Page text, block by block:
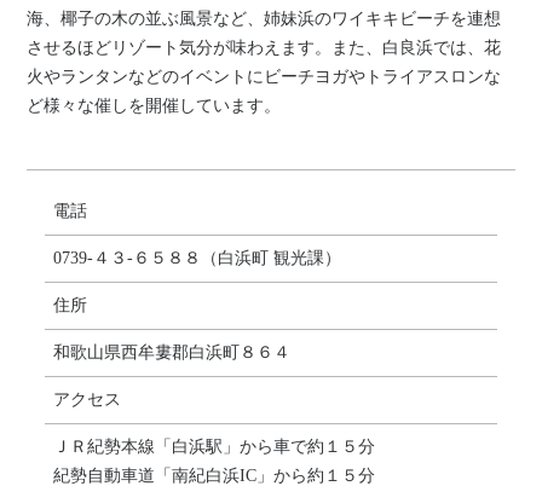
海、椰子の木の並ぶ風景など、姉妹浜のワイキキビーチを連想
させるほどリゾート気分が味わえます。また、白良浜では、花
火やランタンなどのイベントにビーチヨガやトライアスロンな
ど様々な催しを開催しています。
電話
0739-４３-６５８８（白浜町 観光課）
住所
和歌山県西牟婁郡白浜町８６４
アクセス
ＪＲ紀勢本線「白浜駅」から車で約１５分
紀勢自動車道「南紀白浜IC」から約１５分